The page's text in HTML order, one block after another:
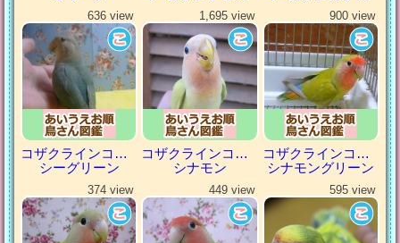
636 view
コザクラインコ（小桜インコ）
シーグリーン
1,695 view
コザクラインコ（小桜インコ）
シナモン
900 view
コザクラインコ（小桜インコ）
シナモングリーン
374 view 449 view 595 view